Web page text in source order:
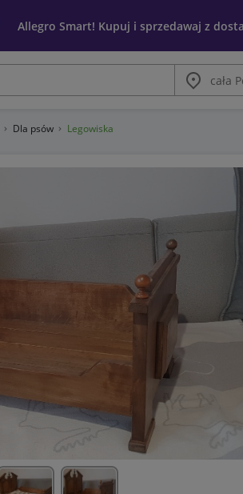
Allegro Smart! Kupuj i sprzedawaj z
Miasto
Dla psów Legowiska